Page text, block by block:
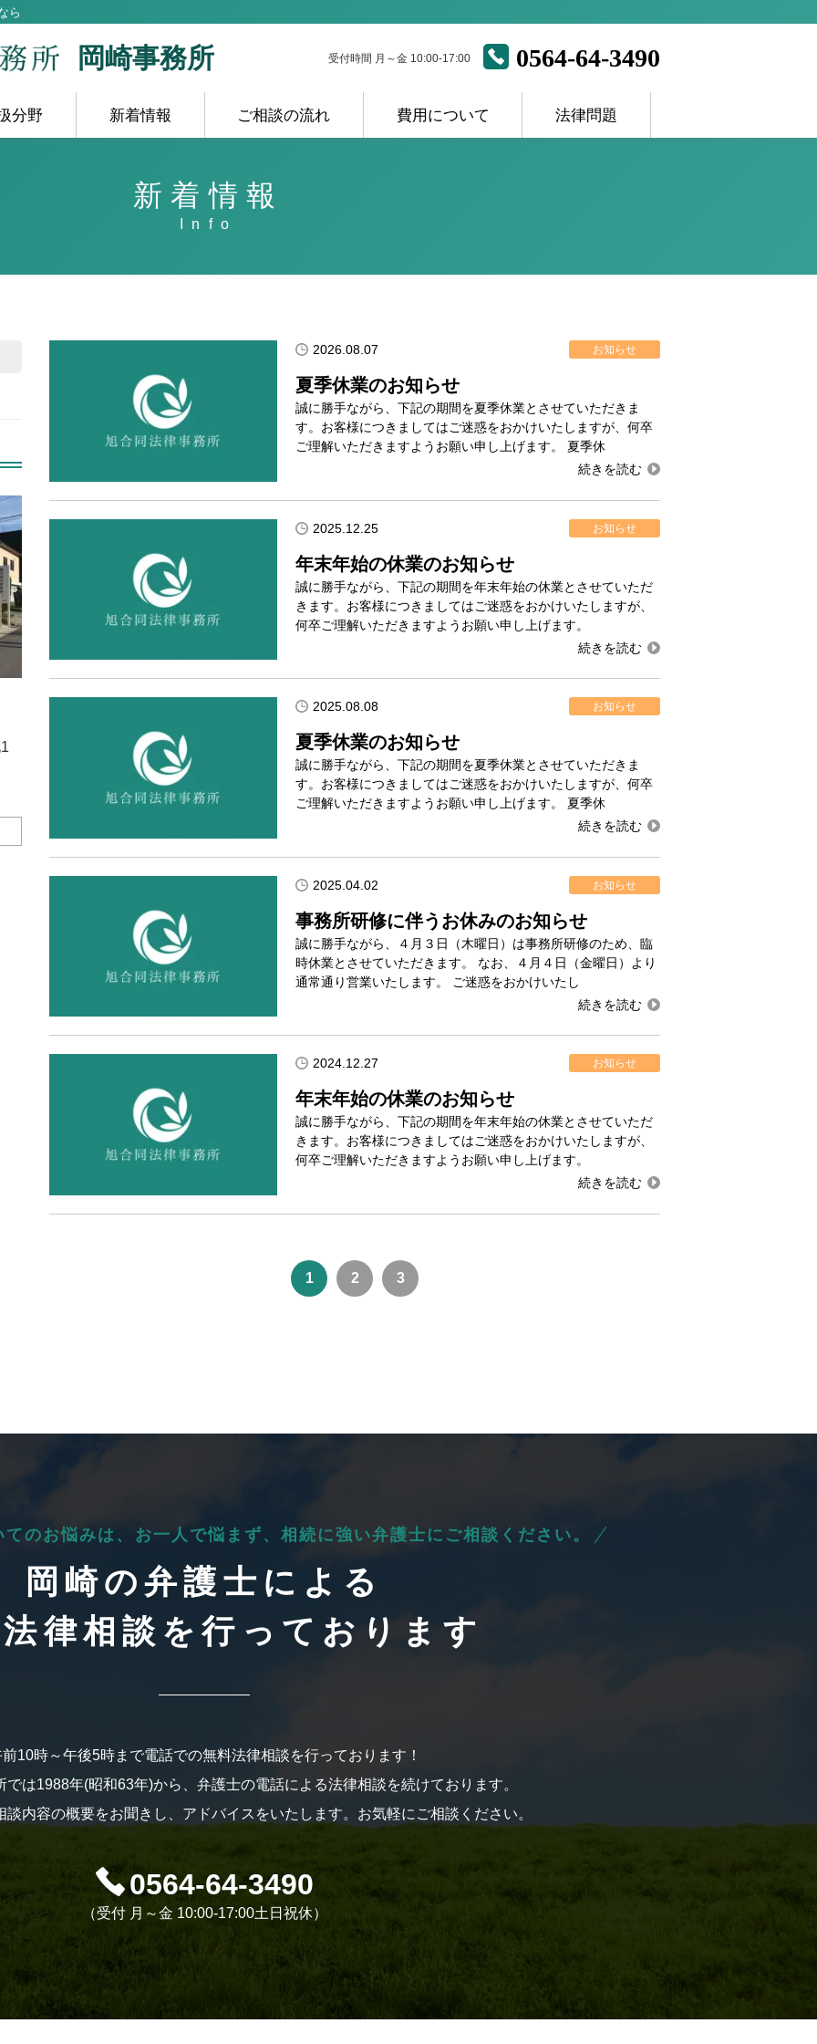
ら
岡崎事務所 受付時間 月～金 10:00-17:00 0564-64-3490
分野 新着情報 ご相談の流れ 費用について 法律問題
新着情報
2026.08.07 お知らせ
夏季休業のお知らせ
誠に勝手ながら、下記の期間を夏季休業とさせていただきま
す。お客様につきましてはご迷惑をおかけいたしますが、何卒
ご理解いただきますようお願い申し上げます。 夏季休
2025.12.25 お知らせ
年末年始の休業のお知らせ
誠に勝手ながら、下記の期間を年末年始の休業とさせていただ
きます。お客様につきましてはご迷惑をおかけいたしますが、
何卒ご理解いただきますようお願い申し上げます。
2025.08.08 お知らせ
夏季休業のお知らせ
誠に勝手ながら、下記の期間を夏季休業とさせていただきま
す。お客様につきましてはご迷惑をおかけいたしますが、何卒
ご理解いただきますようお願い申し上げます。 夏季休
2025.04.02 お知らせ
事務所研修に伴うお休みのお知らせ
誠に勝手ながら、４月３日（木曜日）は事務所研修のため、臨
時休業とさせていただきます。 なお、４月４日（金曜日）より
通常通り営業いたします。 ご迷惑をおかけいたし
2024.12.27 お知らせ
年末年始の休業のお知らせ
誠に勝手ながら、下記の期間を年末年始の休業とさせていただ
きます。お客様につきましてはご迷惑をおかけいたしますが、
何卒ご理解いただきますようお願い申し上げます。
1 2 3
のお悩みは、 お一人で悩まず、 相続に強い弁護士にご相談ください。
岡崎の弁護士による
律相談を行っております
10時～午後5時まで電話での無料法律相談を行っております！
では1988年(昭和63年)から、弁護士の電話による法律相談を続けております。
談内容の概要をお聞きし、アドバイスをいたします。お気軽にご相談ください。
0564-64-3490
（受付 月～金 10:00-17:00土日祝休）